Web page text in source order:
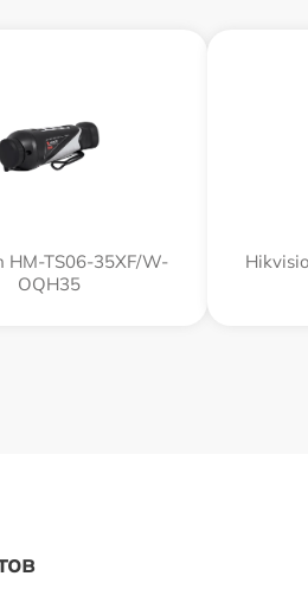
HM-TS06-35XF/W-
OQH35